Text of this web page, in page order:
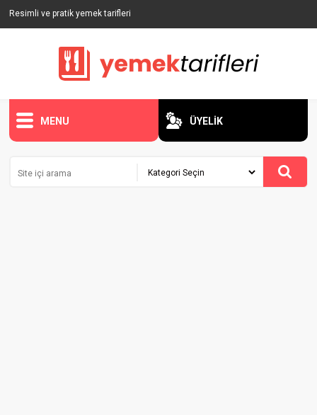
Resimli ve pratik yemek tarifleri
MENU ÜYELİK